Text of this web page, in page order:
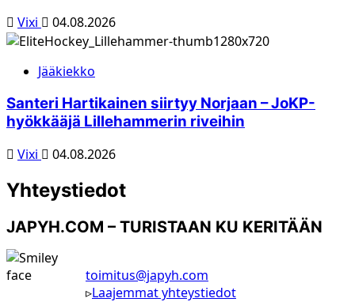
Vixi 04.08.2026
Jääkiekko
Santeri Hartikainen siirtyy Norjaan – JoKP-
hyökkääjä Lillehammerin riveihin
Vixi 04.08.2026
Yhteystiedot
JAPYH.COM – TURISTAAN KU KERITÄÄN
toimitus@japyh.com
▹Laajemmat yhteystiedot